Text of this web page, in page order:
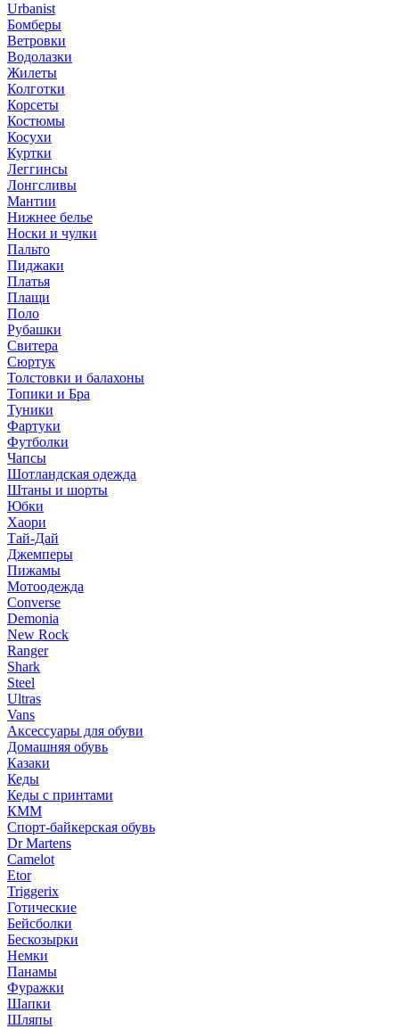
Urbanist
Бомберы
Ветровки
Водолазки
Жилеты
Колготки
Корсеты
Костюмы
Косухи
Куртки
Леггинсы
Лонгсливы
Мантии
Нижнее белье
Носки и чулки
Пальто
Пиджаки
Платья
Плащи
Поло
Рубашки
Свитера
Сюртук
Толстовки и балахоны
Топики и Бра
Туники
Фартуки
Футболки
Чапсы
Шотландская одежда
Штаны и шорты
Юбки
Хаори
Тай-Дай
Джемперы
Пижамы
Мотоодежда
Converse
Demonia
New Rock
Ranger
Shark
Steel
Ultras
Vans
Аксессуары для обуви
Домашняя обувь
Казаки
Кеды
Кеды с принтами
КММ
Спорт-байкерская обувь
Dr Martens
Camelot
Etor
Triggerix
Готические
Бейсболки
Бескозырки
Немки
Панамы
Фуражки
Шапки
Шляпы